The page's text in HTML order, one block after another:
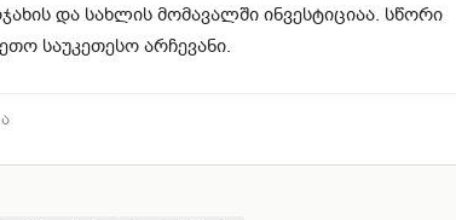
და სახლის მომავალში ინვესტიციაა. სწორი
საუკეთესო არჩევანი.